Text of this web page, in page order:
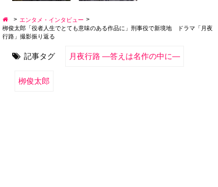
> エンタメ・インタビュー >
栁俊太郎「役者人生でとても意味のある作品に」刑事役で新境地 ドラマ「月夜
行路」撮影振り返る
記事タグ 月夜行路 ―答えは名作の中に―
栁俊太郎